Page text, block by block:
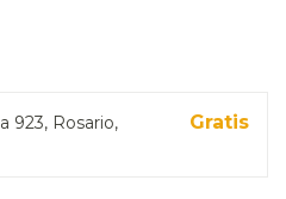
923, Rosario,
Gratis